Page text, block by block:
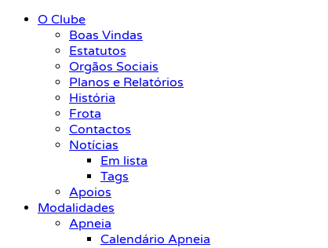
O Clube
Boas Vindas
Estatutos
Orgãos Sociais
Planos e Relatórios
História
Frota
Contactos
Notícias
Em lista
Tags
Apoios
Modalidades
Apneia
Calendário Apneia